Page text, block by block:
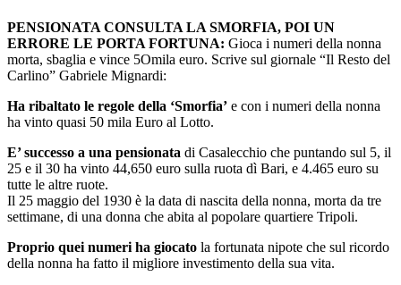
PENSIONATA CONSULTA LA SMORFIA, POI UN
ERRORE LE PORTA FORTUNA: Gioca i numeri della nonna
morta, sbaglia e vince 5Omila euro. Scrive sul giornale “Il Resto del
Carlino” Gabriele Mignardi:
Ha ribaltato le regole della ‘Smorfia’ e con i numeri della nonna
ha vinto quasi 50 mila Euro al Lotto.
E’ successo a una pensionata di Casalecchio che puntando sul 5, il
25 e il 30 ha vinto 44,650 euro sulla ruota dì Bari, e 4.465 euro su
tutte le altre ruote.
Il 25 maggio del 1930 è la data di nascita della nonna, morta da tre
settimane, di una donna che abita al popolare quartiere Tripoli.
Proprio quei numeri ha giocato la fortunata nipote che sul ricordo
della nonna ha fatto il migliore investimento della sua vita.